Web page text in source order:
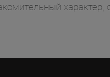
характер,